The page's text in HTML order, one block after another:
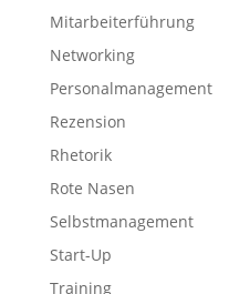
Mitarbeiterführung
Networking
Personalmanagement
Rezension
Rhetorik
Rote Nasen
Selbstmanagement
Start-Up
Training